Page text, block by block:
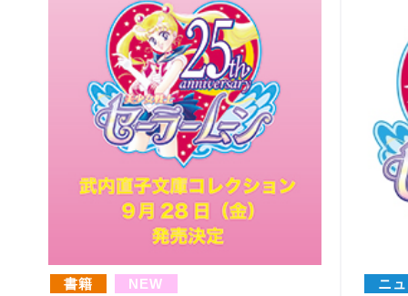
書籍 NEW ニ